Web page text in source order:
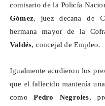
comisario de la Policía
Gómez, juez decana de
hermana mayor de la
Valdés, concejal de Empleo.
Igualmente acudieron los
que el fallecido mantenía
comoPedroNegroles,